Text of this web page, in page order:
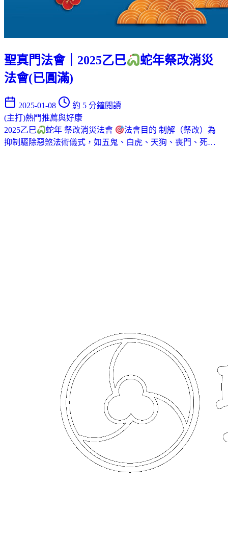
聖真門法會｜2025乙巳
蛇年祭改消災
法會(已圓滿)
2025-01-08
約 5 分鐘閱讀
(主打)熱門推薦與好康
2025乙巳
蛇年 祭改消災法會
法會目的 制解（祭改）為
抑制驅除惡煞法術儀式，如五鬼、白虎、天狗、喪門、死…